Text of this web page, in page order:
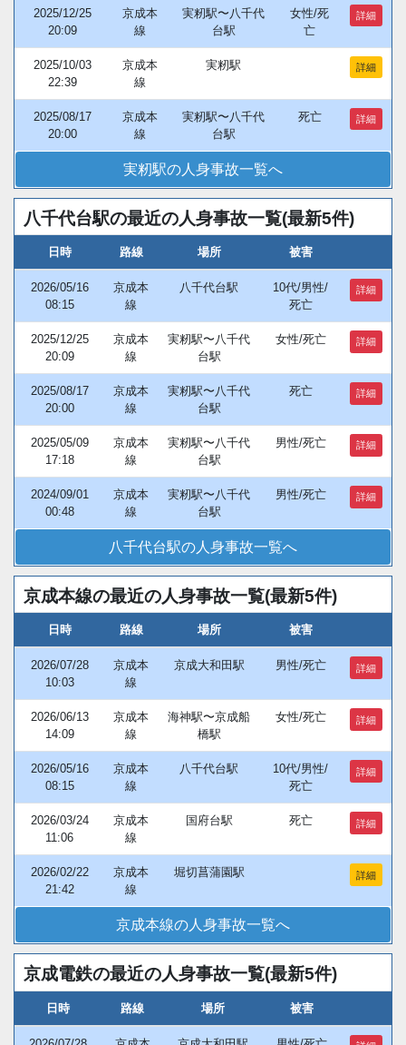
2025/12/25
20:09
京成本
線
実籾駅〜八千代
台駅
女性/死
亡
詳細
2025/10/03
22:39
京成本
線
実籾駅 詳細
2025/08/17
20:00
京成本
線
実籾駅〜八千代
台駅
死亡 詳細
実籾駅の人身事故一覧へ
八千代台駅の最近の人身事故一覧(最新5件)
日時 路線 場所 被害
2026/05/16
08:15
京成本
線
八千代台駅
10代/男性/
死亡
詳細
2025/12/25
20:09
京成本
線
実籾駅〜八千代
台駅
女性/死亡 詳細
2025/08/17
20:00
京成本
線
実籾駅〜八千代
台駅
死亡 詳細
2025/05/09
17:18
京成本
線
実籾駅〜八千代
台駅
男性/死亡 詳細
2024/09/01
00:48
京成本
線
実籾駅〜八千代
台駅
男性/死亡 詳細
八千代台駅の人身事故一覧へ
京成本線の最近の人身事故一覧(最新5件)
日時 路線 場所 被害
2026/07/28
10:03
京成本
線
京成大和田駅 男性/死亡 詳細
2026/06/13
14:09
京成本
線
海神駅〜京成船
橋駅
女性/死亡 詳細
2026/05/16
08:15
京成本
線
八千代台駅
10代/男性/
死亡
詳細
2026/03/24
11:06
京成本
線
国府台駅 死亡 詳細
2026/02/22
21:42
京成本
線
堀切菖蒲園駅 詳細
京成本線の人身事故一覧へ
京成電鉄の最近の人身事故一覧(最新5件)
日時 路線 場所 被害